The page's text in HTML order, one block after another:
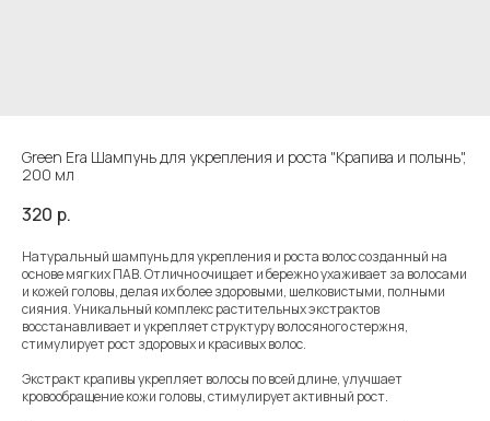
Green Era Шампунь для укрепления и роста "Крапива и полынь",
200 мл
320 р.
Натуральный шампунь для укрепления и роста волос созданный на
основе мягких ПАВ. Отлично очищает и бережно ухаживает за волосами
и кожей головы, делая их более здоровыми, шелковистыми, полными
сияния. Уникальный комплекс растительных экстрактов
восстанавливает и укрепляет структуру волосяного стержня,
стимулирует рост здоровых и красивых волос.
Экстракт крапивы укрепляет волосы по всей длине, улучшает
кровообращение кожи головы, стимулирует активный рост.